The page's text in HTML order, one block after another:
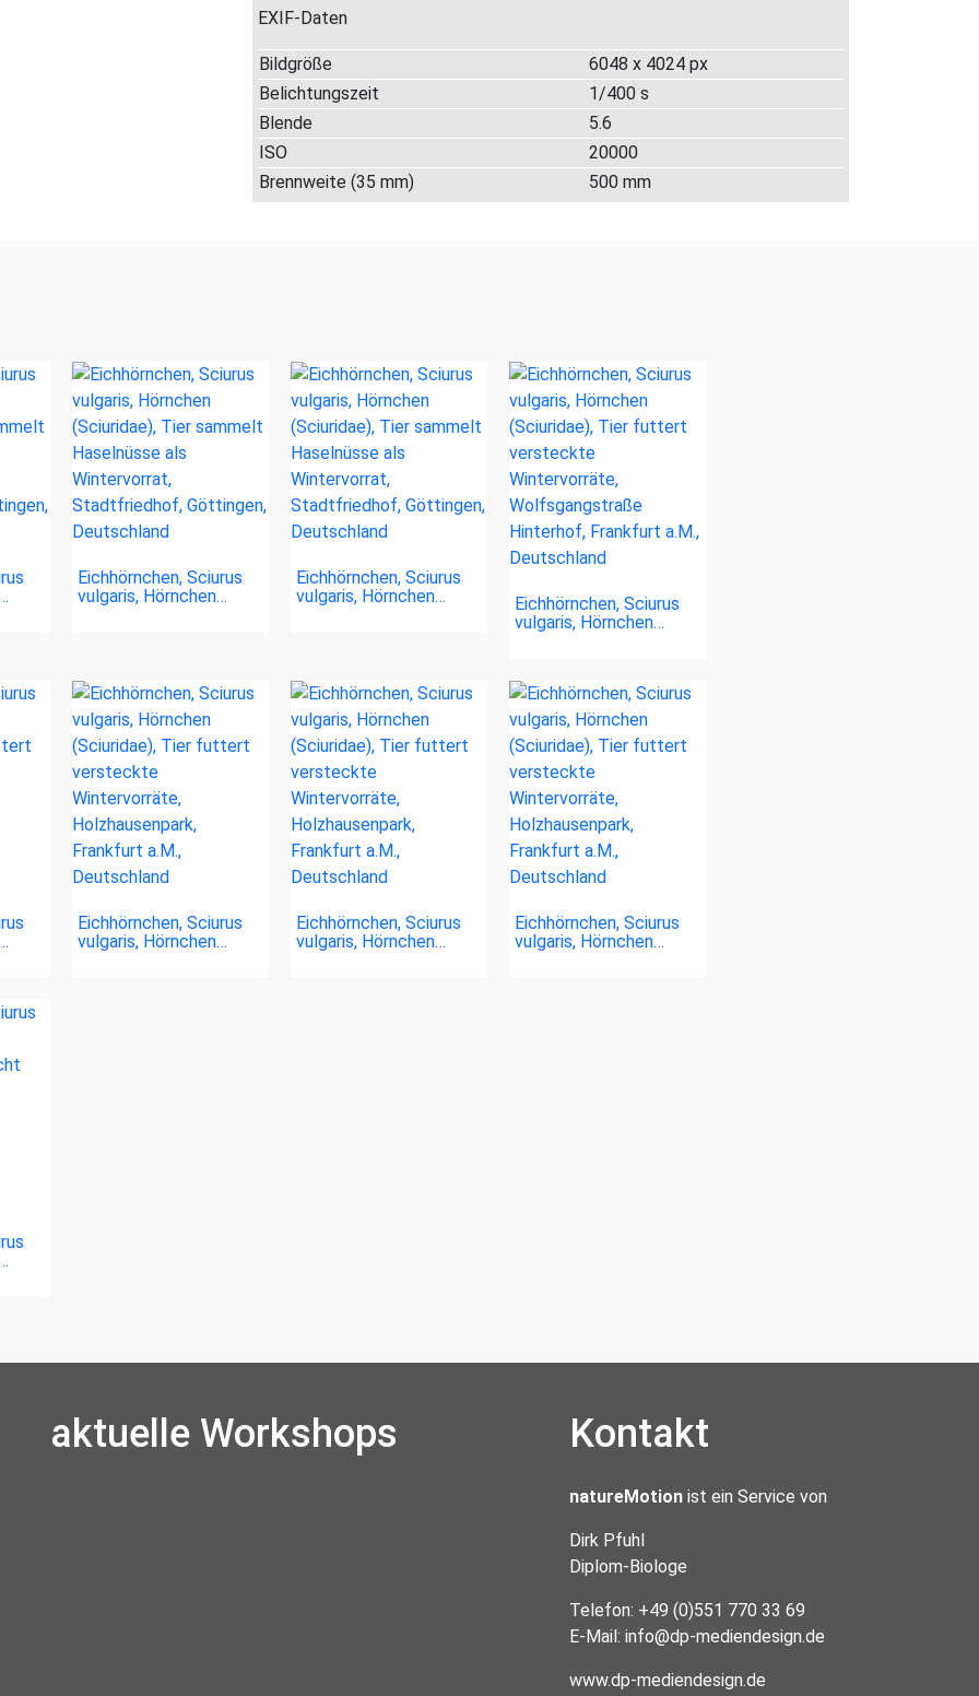
EXIF-Daten
Bildgröße
6048 x 4024 px
Belichtungszeit
1/400 s
Blende
5.6
ISO
20000
Brennweite (35 mm)
500 mm
Eichhörnchen, Sciurus
vulgaris, Hörnchen…
Eichhörnchen, Sciurus
vulgaris, Hörnchen…
Eichhörnchen, Sciurus
vulgaris, Hörnchen…
Eichhörnchen, Sciurus
vulgaris, Hörnchen…
Eichhörnchen, Sciurus
vulgaris, Hörnchen…
Eichhörnchen, Sciurus
vulgaris, Hörnchen…
aktuelle Workshops Kontakt
natureMotion ist ein Service von
Dirk Pfuhl
Diplom-Biologe
Telefon: +49 (0)551 770 33 69
E-Mail: info@dp-mediendesign.de
www.dp-mediendesign.de